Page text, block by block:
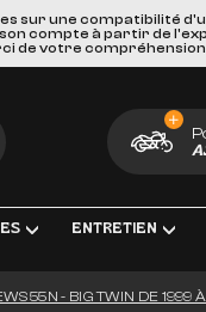
sur une compatibilité
compte à partir de
de votre compréhension
ENTRETIEN
55N - BIG TWIN DE